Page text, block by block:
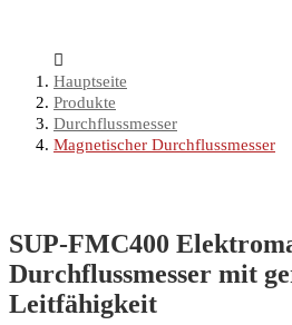
Hauptseite
Produkte
Durchflussmesser
Magnetischer Durchflussmesser
SUP-FMC400
Durchflussmesser mit
Leitfähigkeit